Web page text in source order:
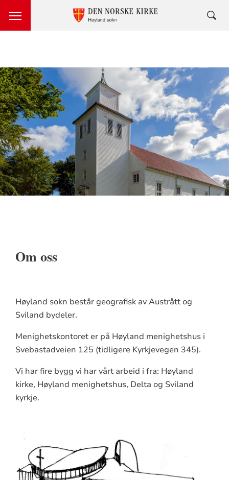
Om oss
Høyland sokn består geografisk av Austrått og
Sviland bydeler.
Menighetskontoret er på Høyland menighetshus i
Svebastadveien 125 (tidligere Kyrkjevegen 345).
Vi har fire bygg vi har vårt arbeid i fra: Høyland
kirke, Høyland menighetshus, Delta og Sviland
kyrkje.